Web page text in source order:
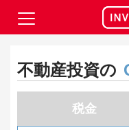
不動産投資の
税金